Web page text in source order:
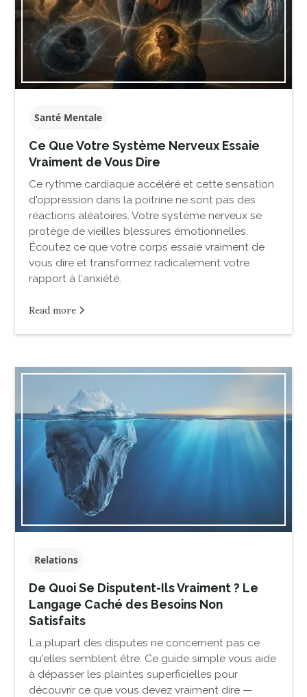
Santé Mentale
Ce Que Votre Système Nerveux Essaie
Vraiment de Vous Dire
Ce rythme cardiaque accéléré et cette sensation
d'oppression dans la poitrine ne sont pas des
réactions aléatoires. Votre système nerveux se
protège de vieilles blessures émotionnelles.
Écoutez ce que votre corps essaie vraiment de
vous dire et transformez radicalement votre
rapport à l'anxiété.
Read more
Relations
De Quoi Se Disputent-Ils Vraiment ? Le
Langage Caché des Besoins Non
Satisfaits
La plupart des disputes ne concernent pas ce
qu'elles semblent être. Ce guide simple vous aide
à dépasser les plaintes superficielles pour
découvrir ce que vous devez vraiment dire —